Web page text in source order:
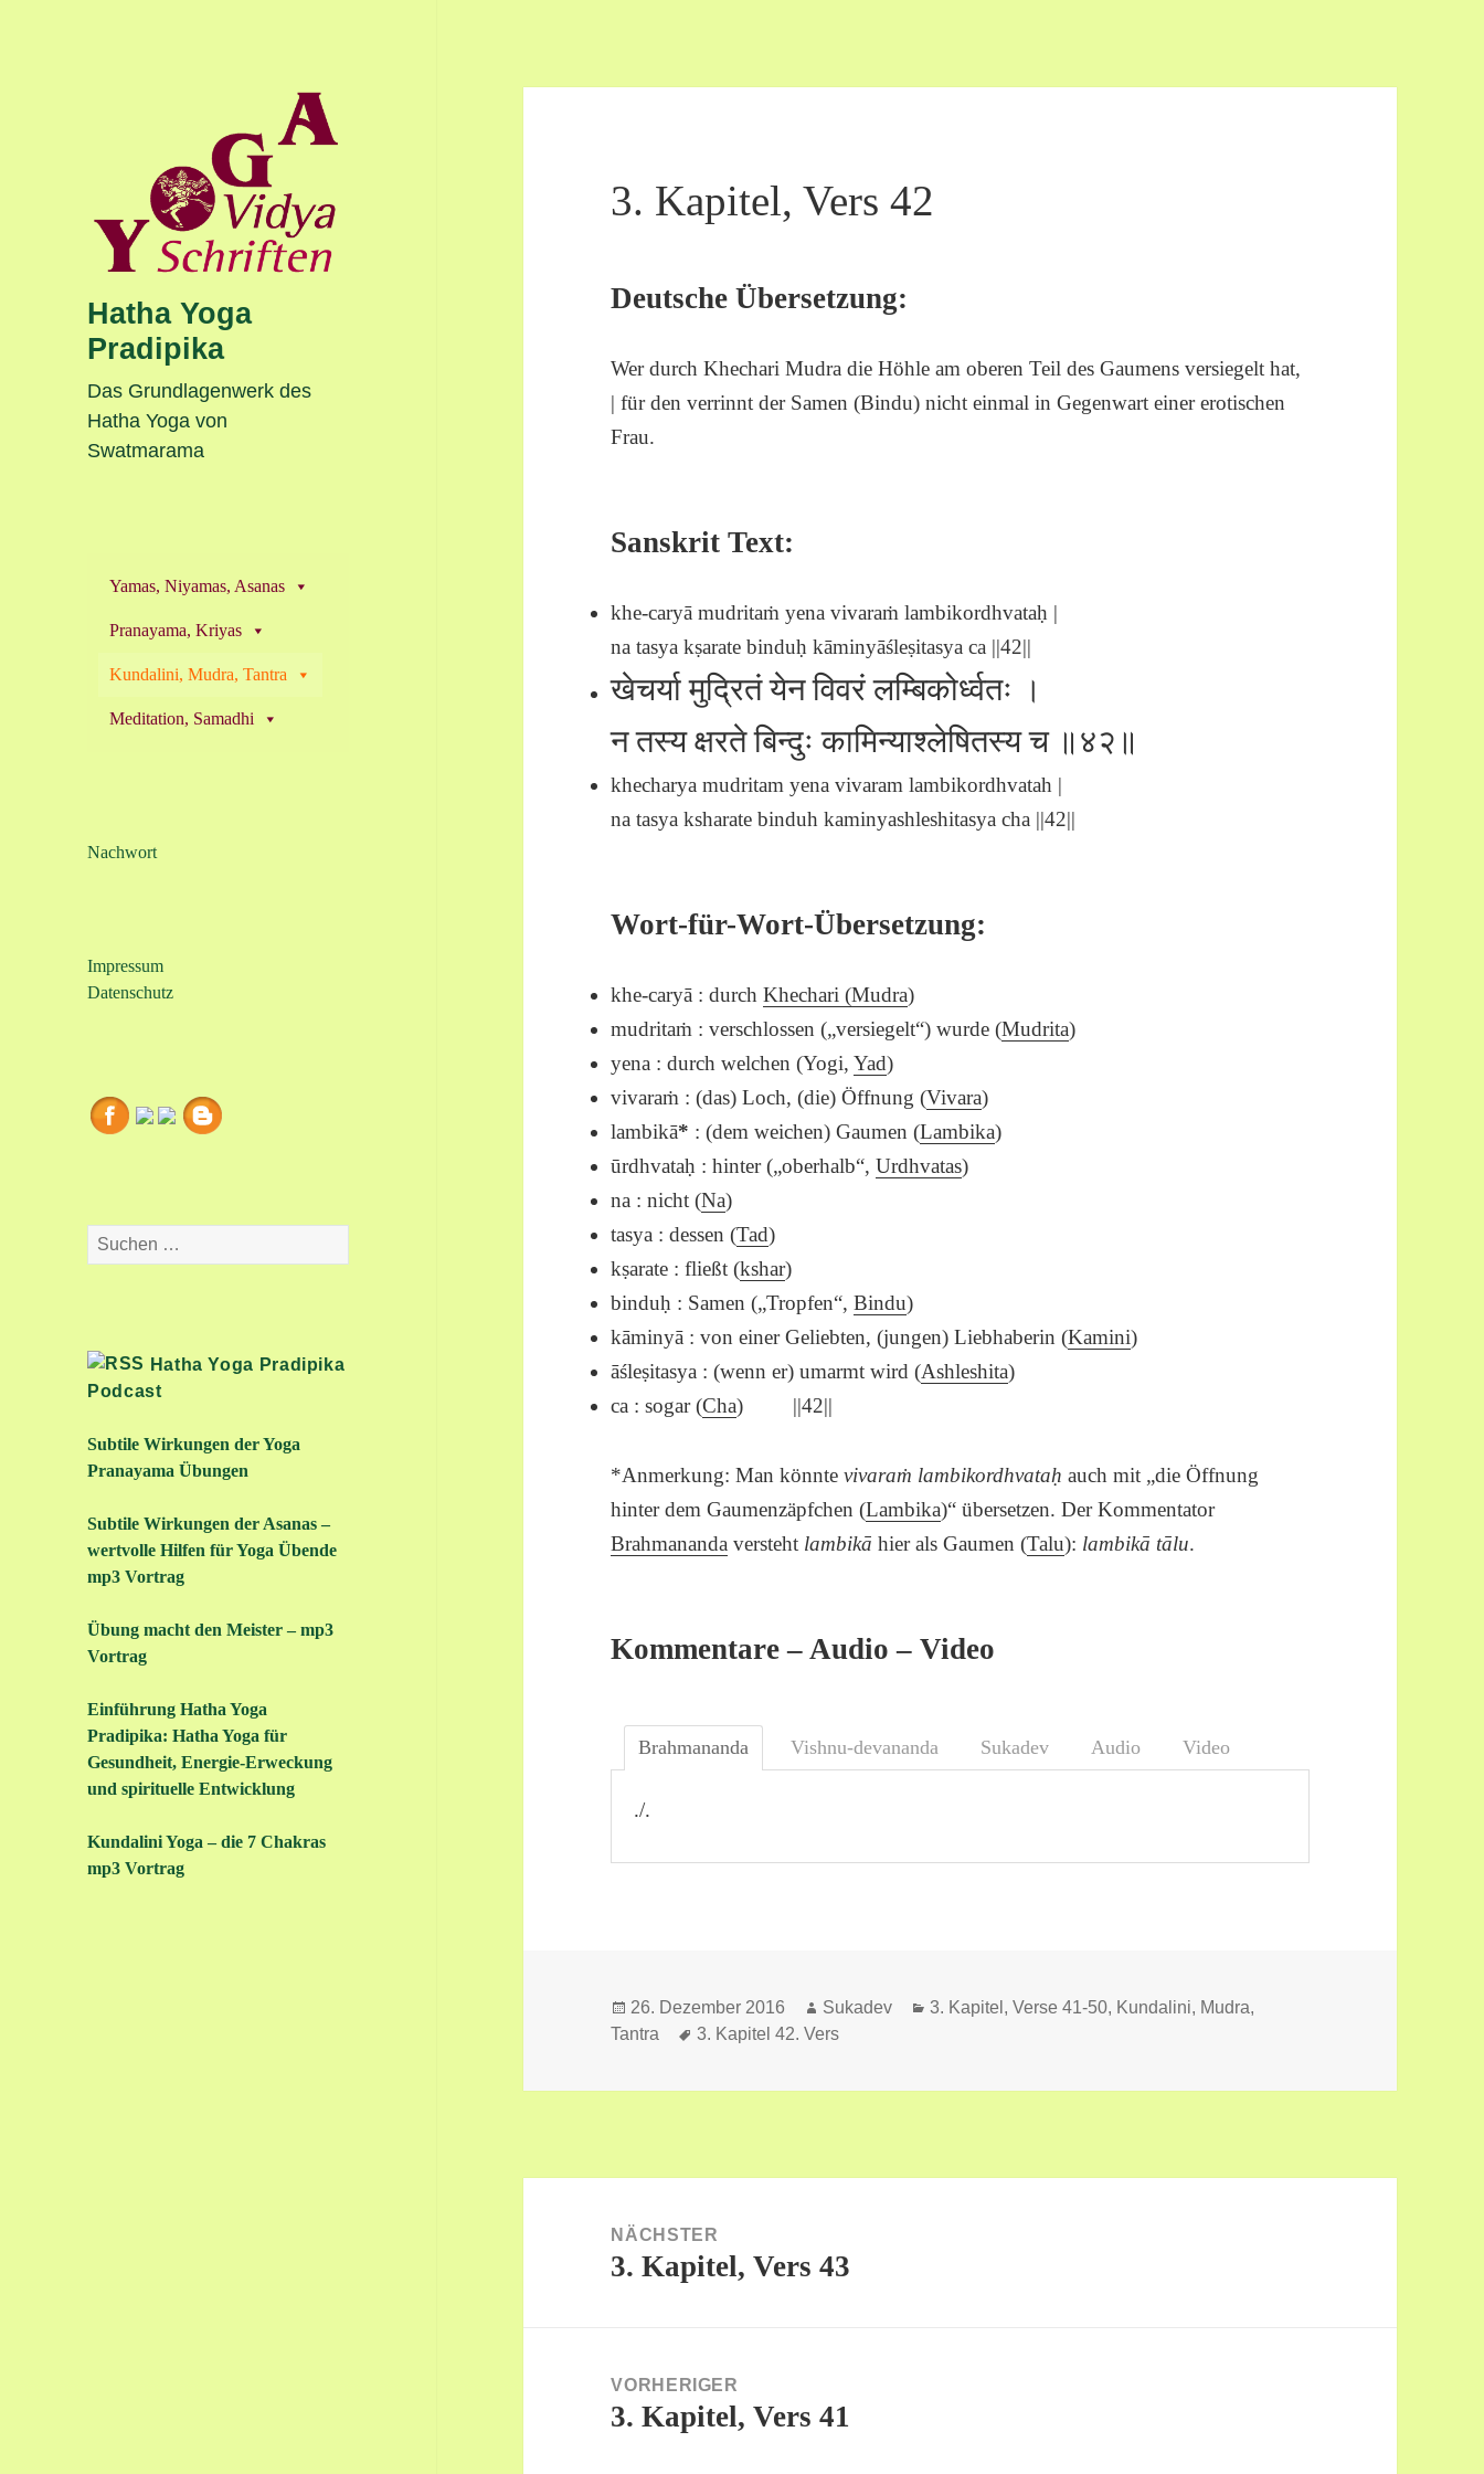
Hatha Yoga
Pradipika
Das Grundlagenwerk des
Hatha Yoga von
Swatmarama
Yamas, Niyamas, Asanas
Pranayama, Kriyas
Kundalini, Mudra, Tantra
Meditation, Samadhi
Nachwort
Impressum
Datenschutz
Suchen
nach:
Hatha Yoga Pradipika
Podcast
Subtile Wirkungen der Yoga
Pranayama Übungen
Subtile Wirkungen der Asanas –
wertvolle Hilfen für Yoga Übende
mp3 Vortrag
Übung macht den Meister – mp3
Vortrag
Einführung Hatha Yoga
Pradipika: Hatha Yoga für
Gesundheit, Energie-Erweckung
und spirituelle Entwicklung
Kundalini Yoga – die 7 Chakras
mp3 Vortrag
3. Kapitel, Vers 42
Deutsche Übersetzung:
Wer durch Khechari Mudra die Höhle am oberen Teil des Gaumens versiegelt hat,
| für den verrinnt der Samen (Bindu) nicht einmal in Gegenwart einer erotischen
Frau.
Sanskrit Text:
khe-caryā mudritaṁ yena vivaraṁ lambikordhvataḥ |
na tasya kṣarate binduḥ kāminyāśleṣitasya ca ||42||
खेचर्या मुद्रितं येन विवरं लम्बिकोर्ध्वतः ।
न तस्य क्षरते बिन्दुः कामिन्याश्लेषितस्य च ॥४२॥
khecharya mudritam yena vivaram lambikordhvatah |
na tasya ksharate binduh kaminyashleshitasya cha ||42||
Wort-für-Wort-Übersetzung:
khe-caryā : durchKhechari (Mudra)
mudritaṁ : verschlossen („versiegelt“) wurde (Mudrita)
yena : durch welchen (Yogi,Yad)
vivaraṁ : (das) Loch, (die) Öffnung (Vivara)
lambikā* : (dem weichen) Gaumen (Lambika)
ūrdhvataḥ : hinter („oberhalb“,Urdhvatas)
na : nicht (Na)
tasya : dessen (Tad)
kṣarate : fließt (kshar)
binduḥ : Samen („Tropfen“,Bindu)
kāminyā : von einer Geliebten, (jungen) Liebhaberin (Kamini)
āśleṣitasya : (wenn er) umarmt wird (Ashleshita)
ca : sogar (Cha) ||42||
*Anmerkung: Man könntevivaraṁ lambikordhvataḥ auch mit „die Öffnung
hinter dem Gaumenzäpfchen (Lambika)“ übersetzen. Der Kommentator
Brahmananda versteht lambikā hier als Gaumen (Talu): lambikā tālu.
Kommentare – Audio – Video
Brahmananda Vishnu-devananda Sukadev Audio Video
./.
Veröffentlicht
am
26. Dezember 2016 Autor
Sukadev Kategorien
3. Kapitel, Verse 41-50, Kundalini, Mudra,
Tantra
Schlagwörter
3. Kapitel 42. Vers
NÄCHSTER
Nächster
3. Kapitel, Vers 43
VORHERIGER
Vorheriger
3. Kapitel, Vers 41